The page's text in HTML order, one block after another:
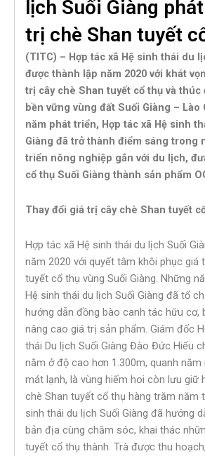
lịch Suối Giàng
trị chè Shan tuyết
(TITC) – Hợp tác xã Hệ sinh thái du
được thành lập năm 2020 với khát
trị cây chè Shan tuyết cổ thụ và thúc
bền vững vùng đất Suối Giàng – Lào
năm phát triển, Hợp tác xã Hệ sinh
Giàng đã trở thành điểm sáng trong
triển nông nghiệp gắn với du lịch,
cổ thụ Suối Giàng thành sản phẩm
Thay đổi giá trị cây chè Shan tuyết
Hợp tác xã Hệ sinh thái du lịch Suối
năm 2020 với quyết tâm khôi phục giá
tuyết cổ thụ vùng Suối Giàng. Những
Hệ sinh thái du lịch Suối Giàng đã tổ
hướng dẫn đồng bào canh tác hữu cơ,
nâng cao giá trị sản phẩm. Giám đốc
thái Du lịch Suối Giàng Đào Đức Hiếu
nằm ở độ cao hơn 1.300m, quanh năm
mát lạnh, là vùng hiếm hoi còn lưu giữ
chè Shan tuyết cổ thụ hàng trăm năm
sinh thái du lịch Suối Giàng đã hướng
bản địa cùng chăm sóc, khai thác
tuyết cổ thụ thành. Trà được thu